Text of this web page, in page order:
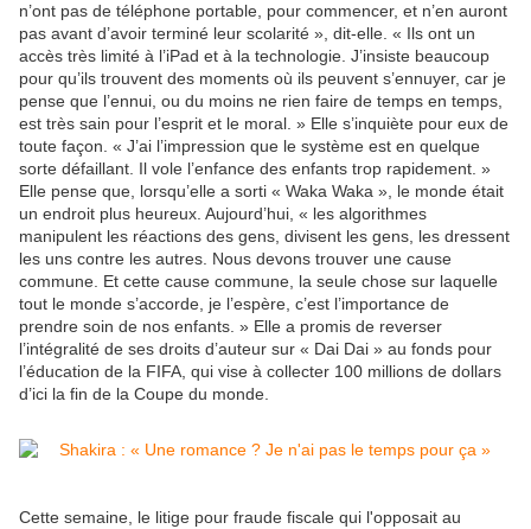
n’ont pas de téléphone portable, pour commencer, et n’en auront
pas avant d’avoir terminé leur scolarité », dit-elle. « Ils ont un
accès très limité à l’iPad et à la technologie. J’insiste beaucoup
pour qu’ils trouvent des moments où ils peuvent s’ennuyer, car je
pense que l’ennui, ou du moins ne rien faire de temps en temps,
est très sain pour l’esprit et le moral. » Elle s’inquiète pour eux de
toute façon. « J’ai l’impression que le système est en quelque
sorte défaillant. Il vole l’enfance des enfants trop rapidement. »
Elle pense que, lorsqu’elle a sorti « Waka Waka », le monde était
un endroit plus heureux. Aujourd’hui, « les algorithmes
manipulent les réactions des gens, divisent les gens, les dressent
les uns contre les autres. Nous devons trouver une cause
commune. Et cette cause commune, la seule chose sur laquelle
tout le monde s’accorde, je l’espère, c’est l’importance de
prendre soin de nos enfants. » Elle a promis de reverser
l’intégralité de ses droits d’auteur sur « Dai Dai » au fonds pour
l’éducation de la FIFA, qui vise à collecter 100 millions de dollars
d’ici la fin de la Coupe du monde.
Cette semaine, le litige pour fraude fiscale qui l'opposait au